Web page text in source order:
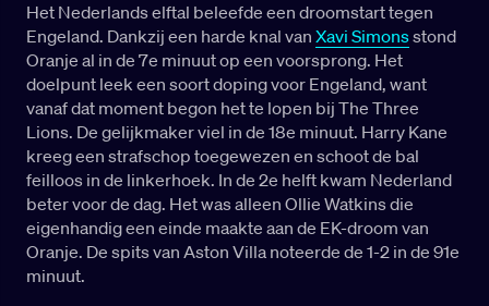
Het Nederlands elftal beleefde een droomstart tegen
Engeland. Dankzij een harde knal van Xavi Simonsstond
Oranje al in de 7e minuut op een voorsprong. Het
doelpunt leek een soort doping voor Engeland, want
vanaf dat moment begon het te lopen bij The Three
Lions. De gelijkmaker viel in de 18e minuut. Harry Kane
kreeg een strafschop toegewezen en schoot de bal
feilloos in de linkerhoek. In de 2e helft kwam Nederland
beter voor de dag. Het was alleen Ollie Watkins die
eigenhandig een einde maakte aan de EK-droom van
Oranje. De spits van Aston Villa noteerde de 1-2 in de 91e
minuut.